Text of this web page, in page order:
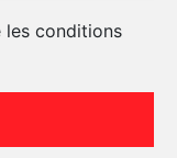
les conditions